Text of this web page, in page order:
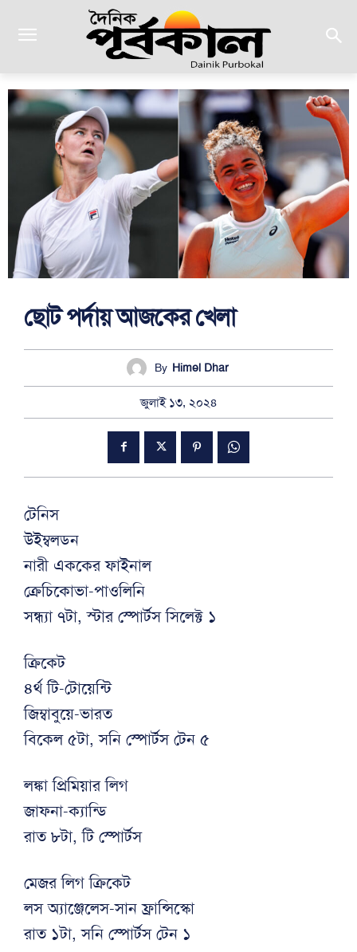
ছোট পর্দায় আজকের খেলা
By Himel Dhar
জুলাই ১৩, ২০২৪
টেনিস
উইম্বলডন
নারী এককের ফাইনাল
ক্রেচিকোভা-পাওলিনি
সন্ধ্যা ৭টা, স্টার স্পোর্টস সিলেক্ট ১
ক্রিকেট
৪র্থ টি-টোয়েন্টি
জিম্বাবুয়ে-ভারত
বিকেল ৫টা, সনি স্পোর্টস টেন ৫
লঙ্কা প্রিমিয়ার লিগ
জাফনা-ক্যান্ডি
রাত ৮টা, টি স্পোর্টস
মেজর লিগ ক্রিকেট
লস অ্যাঞ্জেলেস-সান ফ্রান্সিস্কো
রাত ১টা, সনি স্পোর্টস টেন ১